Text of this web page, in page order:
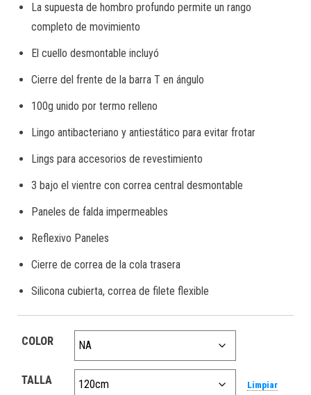
La supuesta de hombro profundo permite un rango
completo de movimiento
El cuello desmontable incluyó
Cierre del frente de la barra T en ángulo
100g unido por termo relleno
Lingo antibacteriano y antiestático para evitar frotar
Lings para accesorios de revestimiento
3 bajo el vientre con correa central desmontable
Paneles de falda impermeables
Reflexivo Paneles
Cierre de correa de la cola trasera
Silicona cubierta, correa de filete flexible
COLOR
TALLA Limpiar